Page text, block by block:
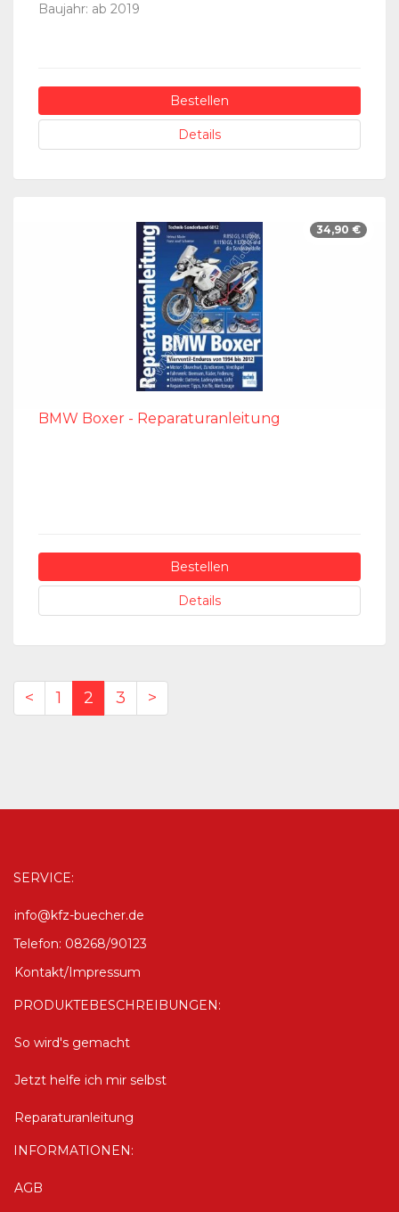
Baujahr: ab 2019
Bestellen
Details
34,90 €
BMW Boxer - Reparaturanleitung
Bestellen
Details
< 1 2 3 >
SERVICE:
info@kfz-buecher.de
Telefon: 08268/90123
Kontakt/Impressum
PRODUKTEBESCHREIBUNGEN:
So wird's gemacht
Jetzt helfe ich mir selbst
Reparaturanleitung
INFORMATIONEN:
AGB